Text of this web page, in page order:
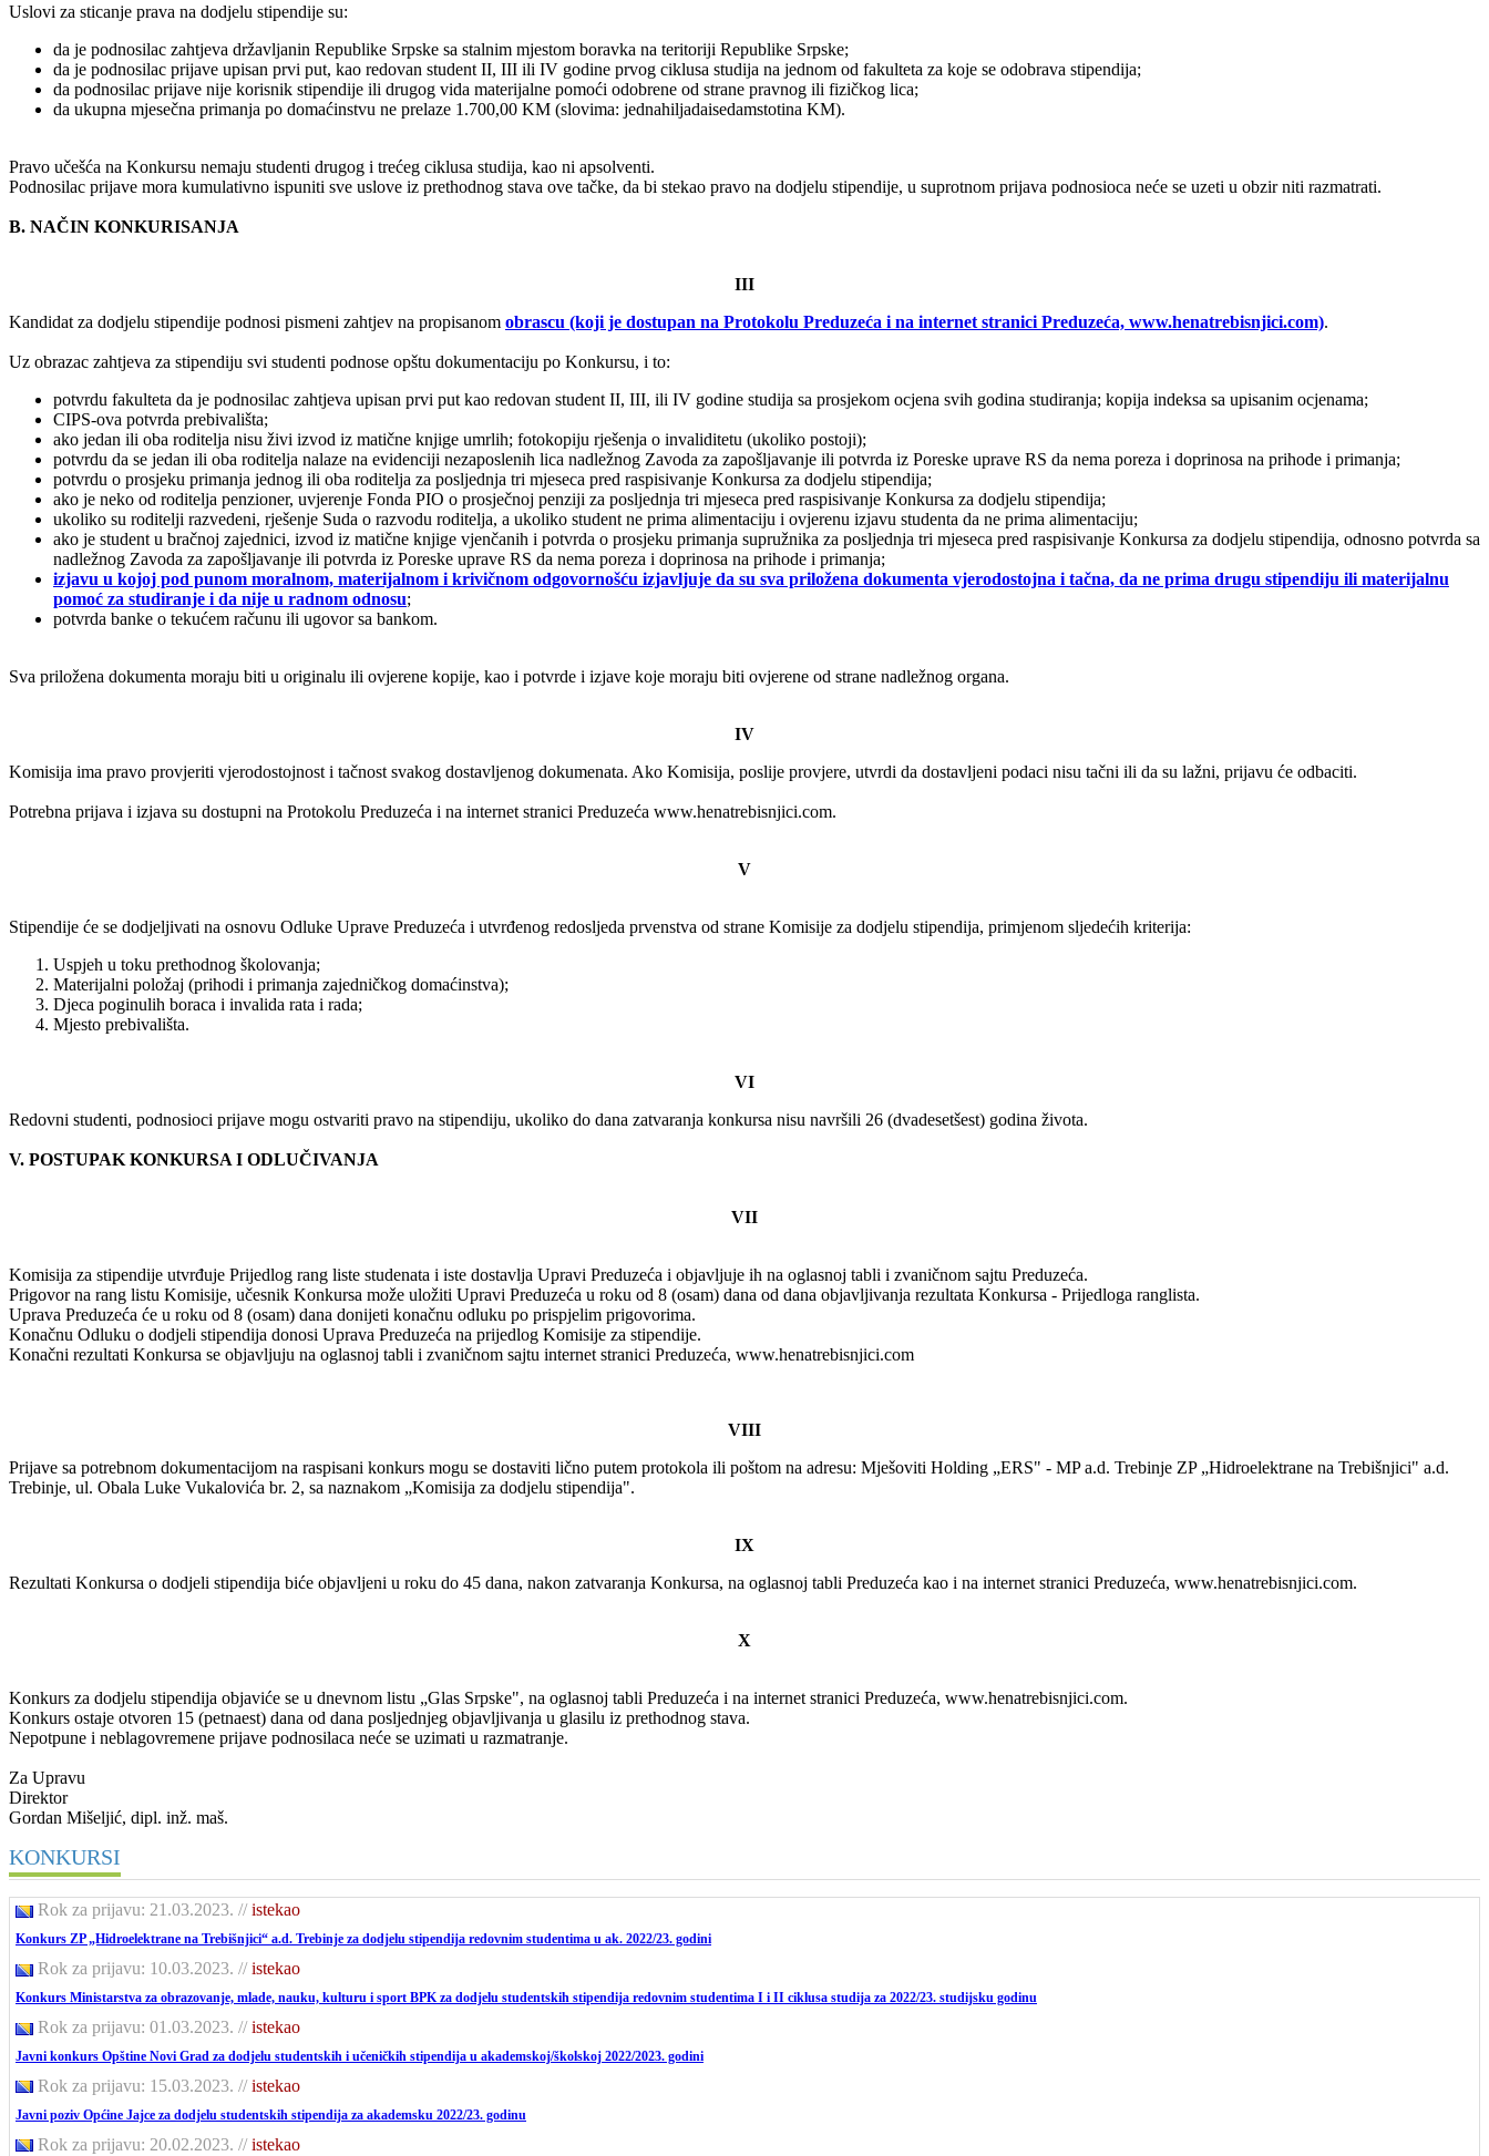
Uslovi za sticanje prava na dodjelu stipendije su:
da je podnosilac zahtjeva državljanin Republike Srpske sa stalnim mjestom boravka na teritoriji Republike Srpske;
da je podnosilac prijave upisan prvi put, kao redovan student II, III ili IV godine prvog ciklusa studija na jednom od fakulteta za koje se odobrava stipendija;
da podnosilac prijave nije korisnik stipendije ili drugog vida materijalne pomoći odobrene od strane pravnog ili fizičkog lica;
da ukupna mjesečna primanja po domaćinstvu ne prelaze 1.700,00 KM (slovima: jednahiljadaisedamstotina KM).
Pravo učešća na Konkursu nemaju studenti drugog i trećeg ciklusa studija, kao ni apsolventi.
Podnosilac prijave mora kumulativno ispuniti sve uslove iz prethodnog stava ove tačke, da bi stekao pravo na dodjelu stipendije, u suprotnom prijava podnosioca neće se uzeti u obzir niti razmatrati.
B. NAČIN KONKURISANJA
III
Kandidat za dodjelu stipendije podnosi pismeni zahtjev na propisanom obrascu (koji je dostupan na Protokolu Preduzeća i na internet stranici Preduzeća, www.henatrebisnjici.com).
Uz obrazac zahtjeva za stipendiju svi studenti podnose opštu dokumentaciju po Konkursu, i to:
potvrdu fakulteta da je podnosilac zahtjeva upisan prvi put kao redovan student II, III, ili IV godine studija sa prosjekom ocjena svih godina studiranja; kopija indeksa sa upisanim ocjenama;
CIPS-ova potvrda prebivališta;
ako jedan ili oba roditelja nisu živi izvod iz matične knjige umrlih; fotokopiju rješenja o invaliditetu (ukoliko postoji);
potvrdu da se jedan ili oba roditelja nalaze na evidenciji nezaposlenih lica nadležnog Zavoda za zapošljavanje ili potvrda iz Poreske uprave RS da nema poreza i doprinosa na prihode i primanja;
potvrdu o prosjeku primanja jednog ili oba roditelja za posljednja tri mjeseca pred raspisivanje Konkursa za dodjelu stipendija;
ako je neko od roditelja penzioner, uvjerenje Fonda PIO o prosječnoj penziji za posljednja tri mjeseca pred raspisivanje Konkursa za dodjelu stipendija;
ukoliko su roditelji razvedeni, rješenje Suda o razvodu roditelja, a ukoliko student ne prima alimentaciju i ovjerenu izjavu studenta da ne prima alimentaciju;
ako je student u bračnoj zajednici, izvod iz matične knjige vjenčanih i potvrda o prosjeku primanja supružnika za posljednja tri mjeseca pred raspisivanje Konkursa za dodjelu stipendija, odnosno potvrda sa
nadležnog Zavoda za zapošljavanje ili potvrda iz Poreske uprave RS da nema poreza i doprinosa na prihode i primanja;
izjavu u kojoj pod punom moralnom, materijalnom i krivičnom odgovornošću izjavljuje da su sva priložena dokumenta vjerodostojna i tačna, da ne prima drugu stipendiju ili materijalnu
pomoć za studiranje i da nije u radnom odnosu;
potvrda banke o tekućem računu ili ugovor sa bankom.
Sva priložena dokumenta moraju biti u originalu ili ovjerene kopije, kao i potvrde i izjave koje moraju biti ovjerene od strane nadležnog organa.
IV
Komisija ima pravo provjeriti vjerodostojnost i tačnost svakog dostavljenog dokumenata. Ako Komisija, poslije provjere, utvrdi da dostavljeni podaci nisu tačni ili da su lažni, prijavu će odbaciti.
Potrebna prijava i izjava su dostupni na Protokolu Preduzeća i na internet stranici Preduzeća www.henatrebisnjici.com.
V
Stipendije će se dodjeljivati na osnovu Odluke Uprave Preduzeća i utvrđenog redosljeda prvenstva od strane Komisije za dodjelu stipendija, primjenom sljedećih kriterija:
Uspjeh u toku prethodnog školovanja;
Materijalni položaj (prihodi i primanja zajedničkog domaćinstva);
Djeca poginulih boraca i invalida rata i rada;
Mjesto prebivališta.
VI
Redovni studenti, podnosioci prijave mogu ostvariti pravo na stipendiju, ukoliko do dana zatvaranja konkursa nisu navršili 26 (dvadesetšest) godina života.
V. POSTUPAK KONKURSA I ODLUČIVANJA
VII
Komisija za stipendije utvrđuje Prijedlog rang liste studenata i iste dostavlja Upravi Preduzeća i objavljuje ih na oglasnoj tabli i zvaničnom sajtu Preduzeća.
Prigovor na rang listu Komisije, učesnik Konkursa može uložiti Upravi Preduzeća u roku od 8 (osam) dana od dana objavljivanja rezultata Konkursa - Prijedloga ranglista.
Uprava Preduzeća će u roku od 8 (osam) dana donijeti konačnu odluku po prispjelim prigovorima.
Konačnu Odluku o dodjeli stipendija donosi Uprava Preduzeća na prijedlog Komisije za stipendije.
Konačni rezultati Konkursa se objavljuju na oglasnoj tabli i zvaničnom sajtu internet stranici Preduzeća, www.henatrebisnjici.com
VIII
Prijave sa potrebnom dokumentacijom na raspisani konkurs mogu se dostaviti lično putem protokola ili poštom na adresu: Mješoviti Holding „ERS" - MP a.d. Trebinje ZP „Hidroelektrane na Trebišnjici" a.d.
Trebinje, ul. Obala Luke Vukalovića br. 2, sa naznakom „Komisija za dodjelu stipendija".
IX
Rezultati Konkursa o dodjeli stipendija biće objavljeni u roku do 45 dana, nakon zatvaranja Konkursa, na oglasnoj tabli Preduzeća kao i na internet stranici Preduzeća, www.henatrebisnjici.com.
X
Konkurs za dodjelu stipendija objaviće se u dnevnom listu „Glas Srpske", na oglasnoj tabli Preduzeća i na internet stranici Preduzeća, www.henatrebisnjici.com.
Konkurs ostaje otvoren 15 (petnaest) dana od dana posljednjeg objavljivanja u glasilu iz prethodnog stava.
Nepotpune i neblagovremene prijave podnosilaca neće se uzimati u razmatranje.
Za Upravu
Direktor
Gordan Mišeljić, dipl. inž. maš.
KONKURSI
Rok za prijavu: 21.03.2023. //istekao
Konkurs ZP „Hidroelektrane na Trebišnjici“ a.d. Trebinje za dodjelu stipendija redovnim studentima u ak. 2022/23. godini
Rok za prijavu: 10.03.2023. //istekao
Konkurs Ministarstva za obrazovanje, mlade, nauku, kulturu i sport BPK za dodjelu studentskih stipendija redovnim studentima I i II ciklusa studija za 2022/23. studijsku godinu
Rok za prijavu: 01.03.2023. //istekao
Javni konkurs Opštine Novi Grad za dodjelu studentskih i učeničkih stipendija u akademskoj/školskoj 2022/2023. godini
Rok za prijavu: 15.03.2023. //istekao
Javni poziv Općine Jajce za dodjelu studentskih stipendija za akademsku 2022/23. godinu
Rok za prijavu: 20.02.2023. //istekao